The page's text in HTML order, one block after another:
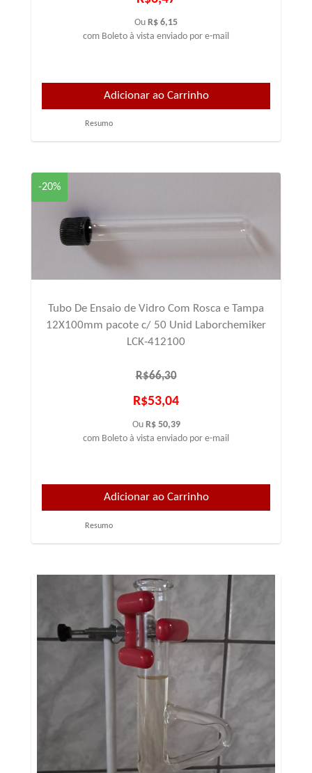
Ou R$ 6,15
com Boleto à vista enviado por e-mail
Resumo
-20%
Tubo De Ensaio de Vidro Com Rosca e Tampa
12X100mm pacote c/ 50 Unid Laborchemiker
LCK-412100
R$66,30
R$53,04
Ou R$ 50,39
com Boleto à vista enviado por e-mail
Resumo